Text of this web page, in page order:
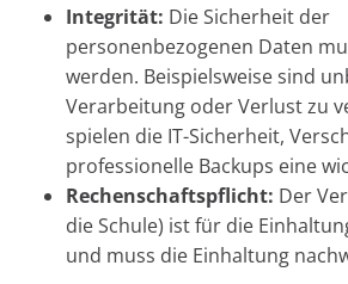
Integrität: Die Sicherheit der
personenbezogenen Daten
werden. Beispielsweise sind
Verarbeitung oder Verlust zu
spielen die IT-Sicherheit,
professionelle Backups eine
Rechenschaftspflicht: Der
die Schule) ist für die
und muss die Einhaltung